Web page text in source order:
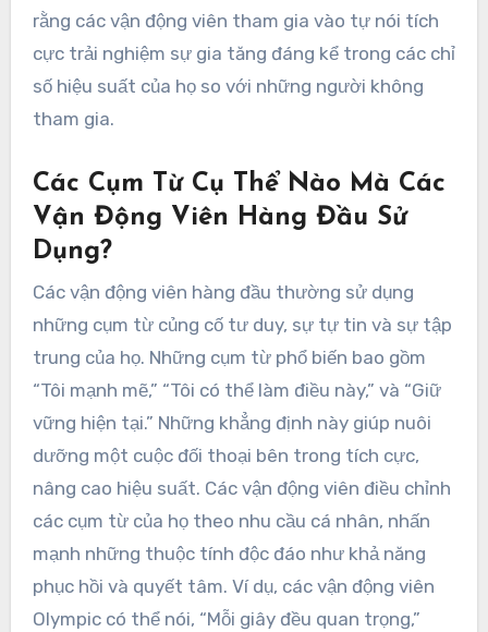
rằng các vận động viên tham gia vào tự nói tích
cực trải nghiệm sự gia tăng đáng kể trong các chỉ
số hiệu suất của họ so với những người không
tham gia.
Các Cụm Từ Cụ Thể Nào Mà Các
Vận Động Viên Hàng Đầu Sử
Dụng?
Các vận động viên hàng đầu thường sử dụng
những cụm từ củng cố tư duy, sự tự tin và sự tập
trung của họ. Những cụm từ phổ biến bao gồm
“Tôi mạnh mẽ,” “Tôi có thể làm điều này,” và “Giữ
vững hiện tại.” Những khẳng định này giúp nuôi
dưỡng một cuộc đối thoại bên trong tích cực,
nâng cao hiệu suất. Các vận động viên điều chỉnh
các cụm từ của họ theo nhu cầu cá nhân, nhấn
mạnh những thuộc tính độc đáo như khả năng
phục hồi và quyết tâm. Ví dụ, các vận động viên
Olympic có thể nói, “Mỗi giây đều quan trọng,”